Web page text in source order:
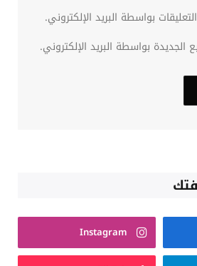
بواسطة البريد الإلكتروني.
الجديدة بواسطة البريد الإلكتروني.
Instagram